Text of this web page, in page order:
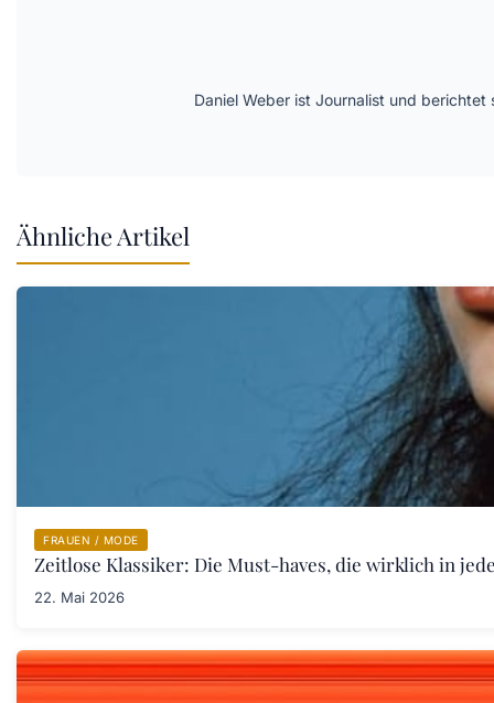
Daniel Weber ist Journalist und
Ähnliche Artikel
FRAUEN / MODE
Zeitlose Klassiker: Die Must-haves, die wirklich in
22. Mai 2026